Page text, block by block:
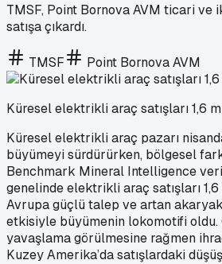
TMSF, Point Bornova AVM ticari ve
satışa çıkardı.
TMSF Point Bornova AVM
Küresel elektrikli araç satışları 1,6
Küresel elektrikli araç pazarı
büyümeyi sürdürürken, bölgesel
Benchmark Mineral Intelligence
genelinde elektrikli araç satışları
Avrupa güçlü talep ve artan
etkisiyle büyümenin lokomotifi oldu.
yavaşlama görülmesine rağmen
Kuzey Amerika’da satışlardaki